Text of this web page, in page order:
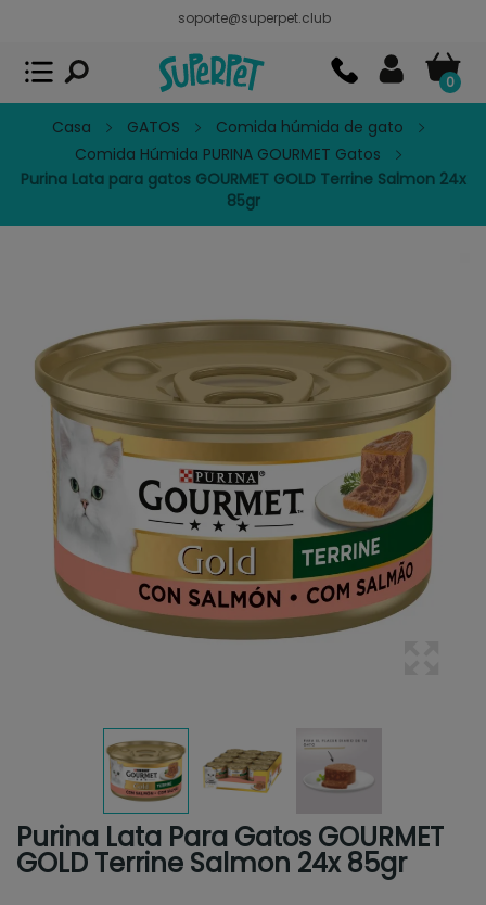
soporte@superpet.club
0
Casa GATOS
Comida húmida de gato
Comida Húmida PURINA GOURMET Gatos
Purina Lata para gatos GOURMET GOLD Terrine Salmon 24x
85gr
Purina Lata Para Gatos GOURMET
GOLD Terrine Salmon 24x 85gr
Superpet, comida para mascotas
APP GRATIS - En Google Play